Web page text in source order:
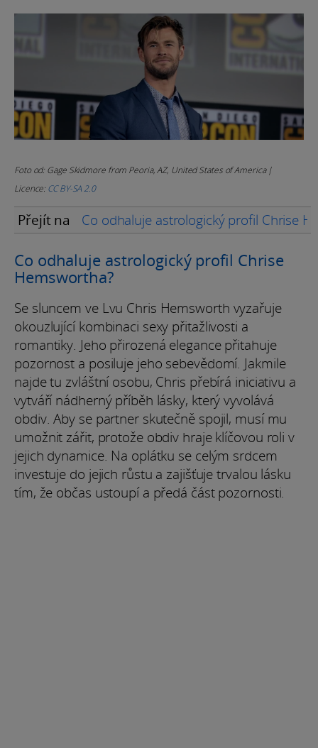
Foto od: Gage Skidmore from Peoria, AZ, United States of America |
Licence:CC BY-SA 2.0
Přejít na Co odhaluje astrologický profil Chrise
Co odhaluje astrologický profil Chrise
Hemswortha?
Se sluncem ve Lvu Chris Hemsworth vyzařuje
okouzlující kombinaci sexy přitažlivosti a
romantiky. Jeho přirozená elegance přitahuje
pozornost a posiluje jeho sebevědomí. Jakmile
najde tu zvláštní osobu, Chris přebírá iniciativu a
vytváří nádherný příběh lásky, který vyvolává
obdiv. Aby se partner skutečně spojil, musí mu
umožnit zářit, protože obdiv hraje klíčovou roli v
jejich dynamice. Na oplátku se celým srdcem
investuje do jejich růstu a zajišťuje trvalou lásku
tím, že občas ustoupí a předá část pozornosti.